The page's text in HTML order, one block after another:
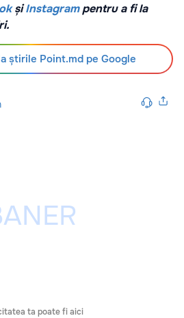
șiInstagrampentru a fi la
știrile Point.md pe Google
ta poate fi aici